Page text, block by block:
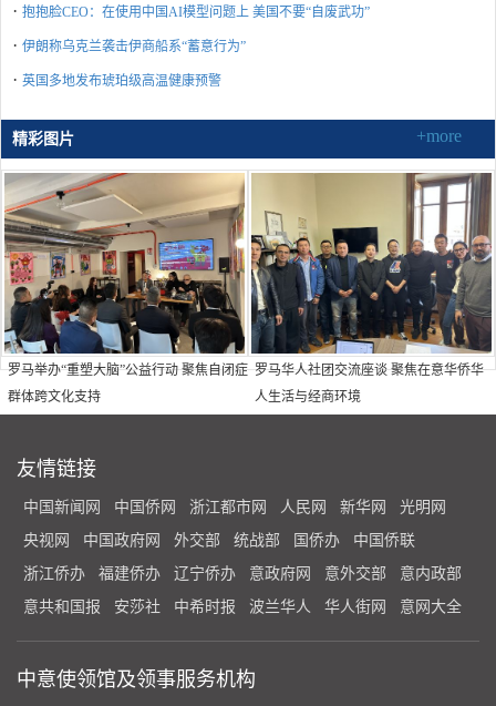
· 抱抱脸CEO：在使用中国AI模型问题上 美国不要“自废武功”
· 伊朗称乌克兰袭击伊商船系“蓄意行为”
· 英国多地发布琥珀级高温健康预警
精彩图片 +more
罗马举办“重塑大脑”公益行动 聚焦自闭症
群体跨文化支持
罗马华人社团交流座谈 聚焦在意华侨华
人生活与经商环境
友情链接
中国新闻网 中国侨网 浙江都市网 人民网 新华网
光明网
央视网
中国政府网 外交部 统战部 国侨办
中国侨联
浙江侨办
福建侨办 辽宁侨办 意政府网 意外交部
意内政部
意共和国报
安莎社 中希时报 波兰华人 华人街网 意网大全
中意使领馆及领事服务机构